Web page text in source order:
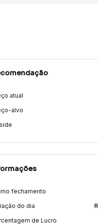
atual
alvo
fechamento
do dia
de Lucro